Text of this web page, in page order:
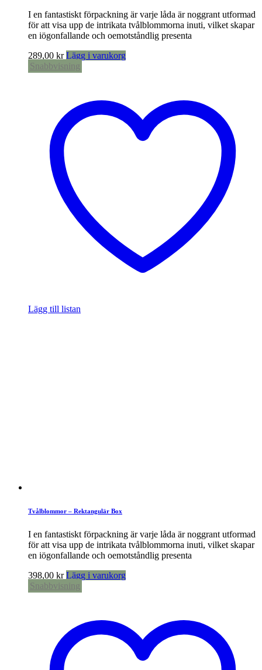
I en fantastiskt förpackning är varje låda är noggrant utformad
för att visa upp de intrikata tvålblommorna inuti, vilket skapar
en iögonfallande och oemotståndlig presenta
289,00 kr Lägg i varukorg
Snabbvisning
Lägg till listan
Tvålblommor – Rektangulär Box
I en fantastiskt förpackning är varje låda är noggrant utformad
för att visa upp de intrikata tvålblommorna inuti, vilket skapar
en iögonfallande och oemotståndlig presenta
398,00 kr Lägg i varukorg
Snabbvisning